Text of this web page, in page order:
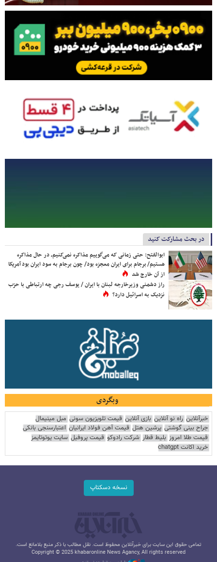
در بحث مشارکت کنید
ابوالفتح: حتی زمانی که می‌گوییم مذاکره نمی‌کنیم، در حال مذاکره
هستیم/ برجام برای ایران معجزه بود/ چون برجام به سود ایران بود آمریکا
از آن خارج شد
راز دشمنی وزیرخارجه لبنان با ایران / یوسف رجی چه ارتباطی با حزب
نزدیک به اسرائیل دارد؟
وبگردی
خبرآنلاین راه نو آنلاین بازی آنلاین قیمت تلویزیون سونی مبل مینیمال
جراح بینی گوشتی پرشین هتل قیمت آهن فولاد ایرانیان اعتبارسنجی بانکی
قیمت طلا امروز بلیط قطار شرکت رادوکو قیمت پروفیل سایت یوتوتایمز
خرید اکانت chatgpt
نسخه دسکتاپ
تمامی حقوق این سایت برای خبرآنلاین محفوظ است. نقل مطالب با ذکر منبع بلامانع است.
Copyright © 2025 khabaronline News Agancy, All rights reserved